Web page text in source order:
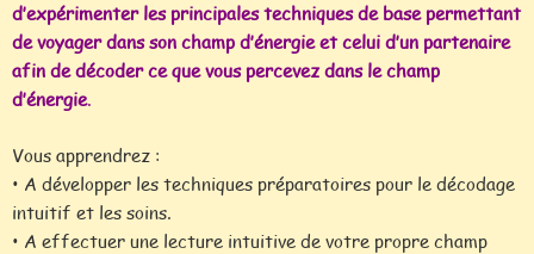
d’expérimenter les principales techniques de base permettant
de voyager dans son champ d’énergie et celui d’un partenaire
afin de décoder ce que vous percevez dans le champ
d’énergie.
Vous apprendrez :
• A développer les techniques préparatoires pour le décodage
intuitif et les soins.
• A effectuer une lecture intuitive de votre propre champ